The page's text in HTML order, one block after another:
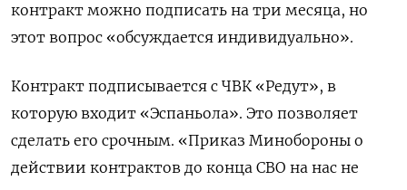
контракт можно подписать на три месяца, но
этот вопрос «обсуждается индивидуально».
Контракт подписывается с ЧВК «Редут», в
которую входит «Эспаньола». Это позволяет
сделать его срочным. «Приказ Минобороны о
действии контрактов до конца СВО на нас не